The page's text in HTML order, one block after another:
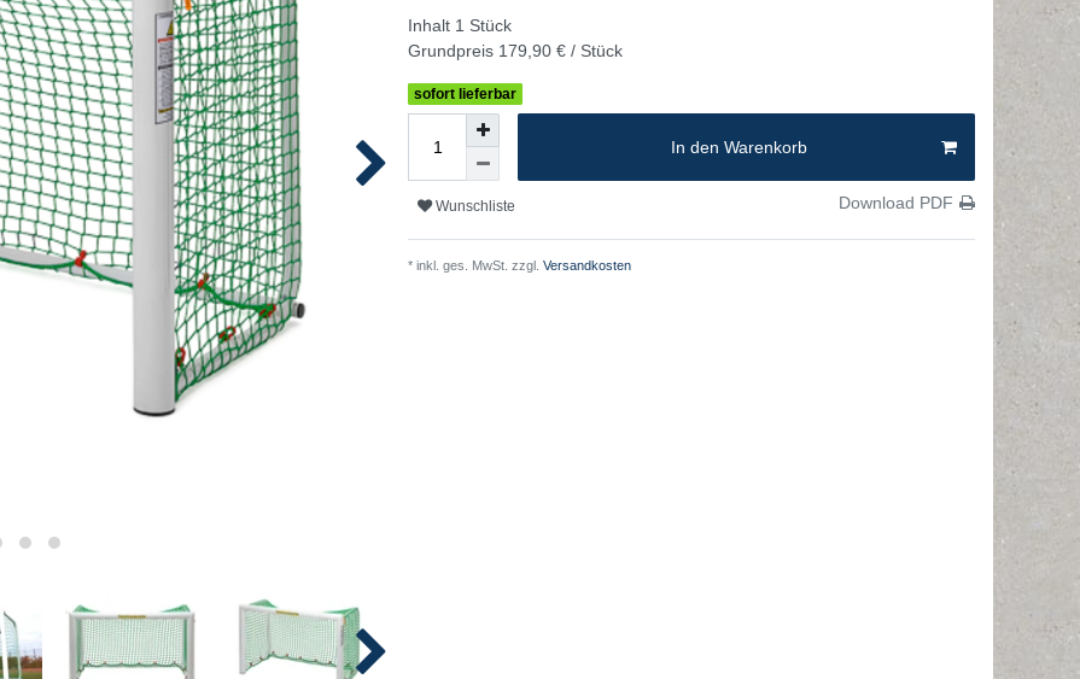
Inhalt 1 Stück
Grundpreis 179,90 € / Stück
sofort lieferbar
In den Warenkorb
Wunschliste Download PDF
* inkl. ges. MwSt. zzgl. Versandkosten